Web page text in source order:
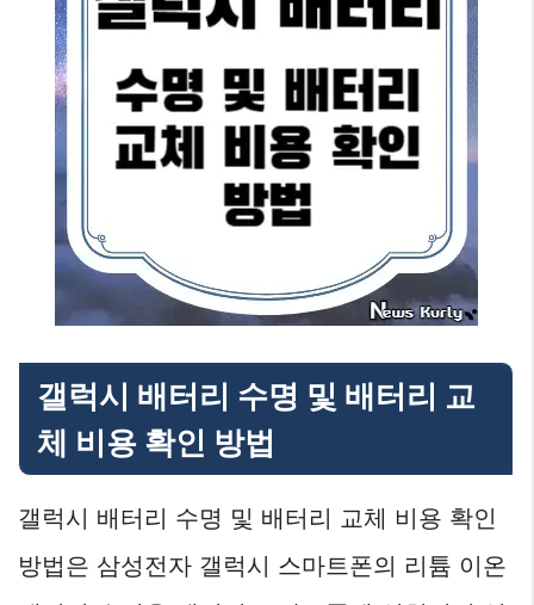
갤럭시 배터리 수명 및 배터리 교
체 비용 확인 방법
갤럭시 배터리 수명 및 배터리 교체 비용 확인
방법은 삼성전자 갤럭시 스마트폰의 리튬 이온